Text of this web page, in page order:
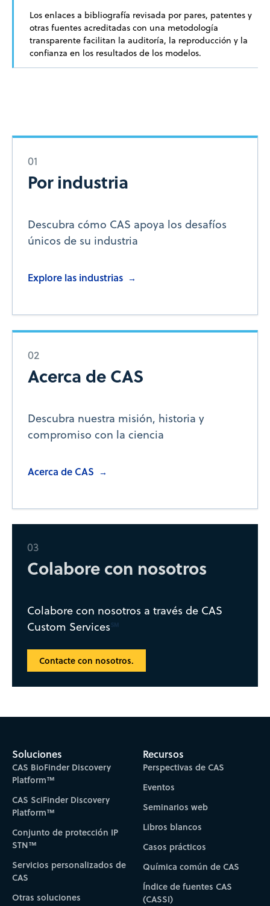
Los enlaces a bibliografía revisada por pares, patentes y
otras fuentes acreditadas con una metodología
transparente facilitan la auditoría, la reproducción y la
confianza en los resultados de los modelos.
01
Por industria
Descubra cómo CAS apoya los desafíos
únicos de su industria
Explore las industrias →
02
Acerca de CAS
Descubra nuestra misión, historia y
compromiso con la ciencia
Acerca de CAS →
03
Colabore con nosotros
Colabore con nosotros a través de CAS
Custom Services
Contacte con nosotros.
Soluciones
CAS BioFinder Discovery
Platform™
CAS SciFinder Discovery
Platform™
Conjunto de protección IP
STN™
Servicios personalizados de
CAS
Otras soluciones
Recursos
Perspectivas de CAS
Eventos
Seminarios web
Libros blancos
Casos prácticos
Química común de CAS
Índice de fuentes CAS
(CASSI)